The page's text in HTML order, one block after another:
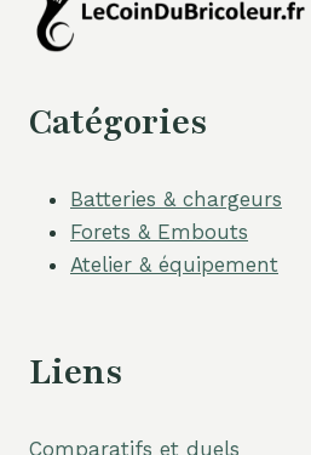
Catégories
Batteries & chargeurs
Forets & Embouts
Atelier & équipement
Liens
Comparatifs et duels